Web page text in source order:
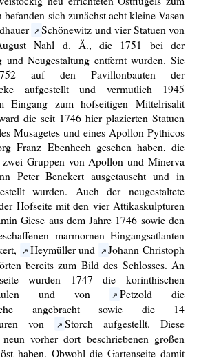
sich zunächst acht kleine Vasen
Schönewitz und vier Statuen von
Nahl d. Ä., die 1751 bei der
und Neugestaltung entfernt wurden. Sie
auf den Pavillonbauten der
aufgestellt und vermutlich 1945
Eingang zum hofseitigen Mittelrisalit
die seit 1746 hier plazierten Statuen
Musagetes und eines Apollon Pythicos
Franz Ebenhech gesehen haben, die
zwei Gruppen von Apollon und Minerva
Peter Benckert ausgetauscht und in
wurden. Auch der neugestaltete
Hofseite mit den vier Attikaskulpturen
Giese aus dem Jahre 1746 sowie den
marmornen Eingangsatlanten
Heymüller und
Johann Christoph
bereits zum Bild des Schlosses. An
wurden 1747 die korinthischen
und von
Petzold die
angebracht sowie die 14
von
Storch aufgestellt. Diese
vorher dort beschriebenen großen
haben. Obwohl die Gartenseite damit